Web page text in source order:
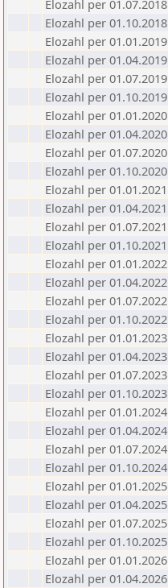
Elozahl per 01.07.2018
Elozahl per 01.10.2018
Elozahl per 01.01.2019
Elozahl per 01.04.2019
Elozahl per 01.07.2019
Elozahl per 01.10.2019
Elozahl per 01.01.2020
Elozahl per 01.04.2020
Elozahl per 01.07.2020
Elozahl per 01.10.2020
Elozahl per 01.01.2021
Elozahl per 01.04.2021
Elozahl per 01.07.2021
Elozahl per 01.10.2021
Elozahl per 01.01.2022
Elozahl per 01.04.2022
Elozahl per 01.07.2022
Elozahl per 01.10.2022
Elozahl per 01.01.2023
Elozahl per 01.04.2023
Elozahl per 01.07.2023
Elozahl per 01.10.2023
Elozahl per 01.01.2024
Elozahl per 01.04.2024
Elozahl per 01.07.2024
Elozahl per 01.10.2024
Elozahl per 01.01.2025
Elozahl per 01.04.2025
Elozahl per 01.07.2025
Elozahl per 01.10.2025
Elozahl per 01.01.2026
Elozahl per 01.04.2026